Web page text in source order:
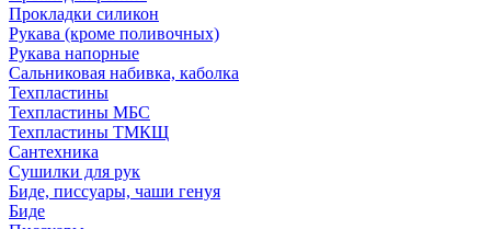
Прокладки силикон
Рукава (кроме поливочных)
Рукава напорные
Сальниковая набивка, каболка
Техпластины
Техпластины МБС
Техпластины ТМКЩ
Сантехника
Сушилки для рук
Биде, писсуары, чаши генуя
Биде